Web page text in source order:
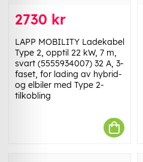
2730 kr
LAPP MOBILITY Ladekabel
Type 2, opptil 22 kW, 7 m,
svart (5555934007) 32 A, 3-
faset, for lading av hybrid-
og elbiler med Type 2-
tilkobling